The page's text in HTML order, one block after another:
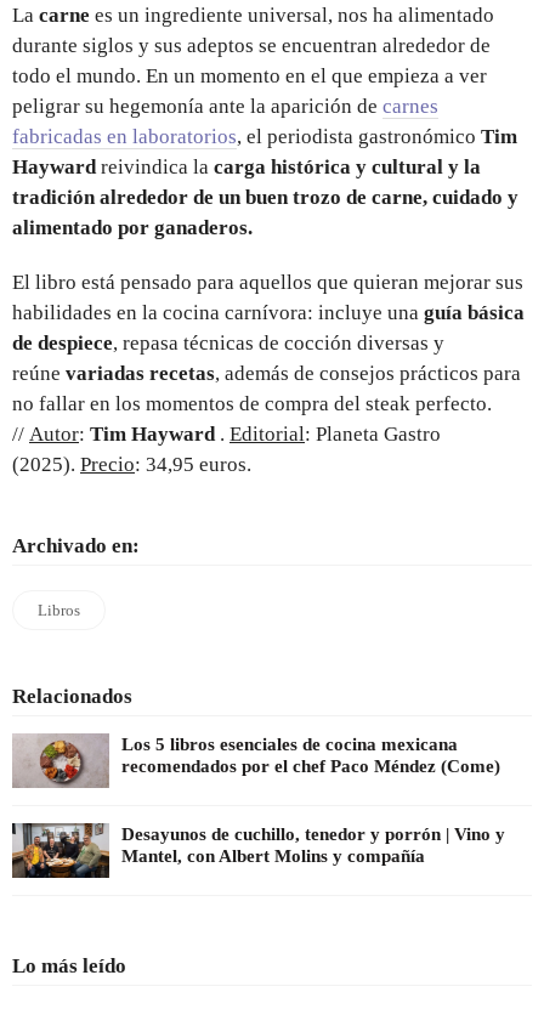
La carne es un ingrediente universal, nos ha alimentado
durante siglos y sus adeptos se encuentran alrededor de
todo el mundo. En un momento en el que empieza a ver
peligrar su hegemonía ante la aparición de carnes
fabricadas en laboratorios, el periodista gastronómico Tim
Hayward reivindica la carga histórica y cultural y la
tradición alrededor de un buen trozo de carne, cuidado y
alimentado por ganaderos.
El libro está pensado para aquellos que quieran mejorar sus
habilidades en la cocina carnívora: incluye una guía básica
de despiece, repasa técnicas de cocción diversas y
reúne variadas recetas, además de consejos prácticos para
no fallar en los momentos de compra del steak perfecto.
// Autor: Tim Hayward . Editorial: Planeta Gastro
(2025). Precio: 34,95 euros.
Archivado en:
Libros
Relacionados
Los 5 libros esenciales de cocina mexicana
recomendados por el chef Paco Méndez (Come)
Desayunos de cuchillo, tenedor y porrón | Vino y
Mantel, con Albert Molins y compañía
Lo más leído